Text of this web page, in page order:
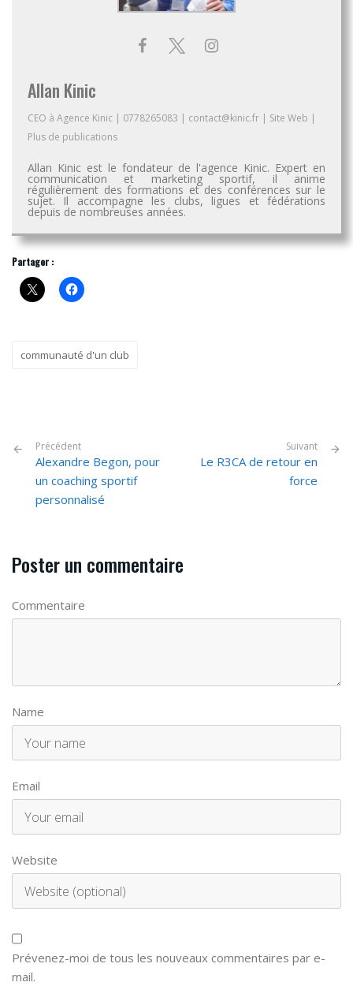
Allan Kinic
CEO à Agence Kinic | 0778265083 | contact@kinic.fr | Site Web |
Plus de publications
Allan Kinic est le fondateur de l'agence Kinic. Expert en
communication et marketing sportif, il anime
régulièrement des formations et des conférences sur le
sujet. Il accompagne les clubs, ligues et fédérations
depuis de nombreuses années.
Partager :
communauté d'un club
Précédent
Alexandre Begon, pour
un coaching sportif
personnalisé
Suivant
Le R3CA de retour en
force
Poster un commentaire
Commentaire
Name
Email
Website
Prévenez-moi de tous les nouveaux commentaires par e-
mail.